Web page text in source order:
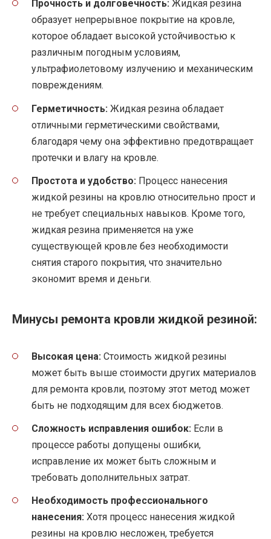
Прочность и долговечность: Жидкая резина
образует непрерывное покрытие на кровле,
которое обладает высокой устойчивостью к
различным погодным условиям,
ультрафиолетовому излучению и механическим
повреждениям.
Герметичность: Жидкая резина обладает
отличными герметическими свойствами,
благодаря чему она эффективно предотвращает
протечки и влагу на кровле.
Простота и удобство: Процесс нанесения
жидкой резины на кровлю относительно прост и
не требует специальных навыков. Кроме того,
жидкая резина применяется на уже
существующей кровле без необходимости
снятия старого покрытия, что значительно
экономит время и деньги.
Минусы ремонта кровли жидкой резиной:
Высокая цена: Стоимость жидкой резины
может быть выше стоимости других материалов
для ремонта кровли, поэтому этот метод может
быть не подходящим для всех бюджетов.
Сложность исправления ошибок: Если в
процессе работы допущены ошибки,
исправление их может быть сложным и
требовать дополнительных затрат.
Необходимость профессионального
нанесения: Хотя процесс нанесения жидкой
резины на кровлю несложен, требуется